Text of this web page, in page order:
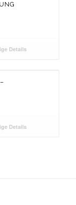
Details
Details